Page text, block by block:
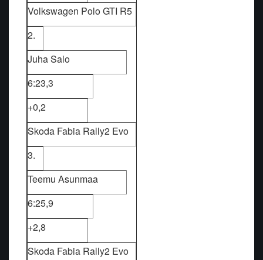
Volkswagen Polo GTI R5
2.
Juha Salo
6:23,3
+0,2
Skoda Fabia Rally2 Evo
3.
Teemu Asunmaa
6:25,9
+2,8
Skoda Fabia Rally2 Evo